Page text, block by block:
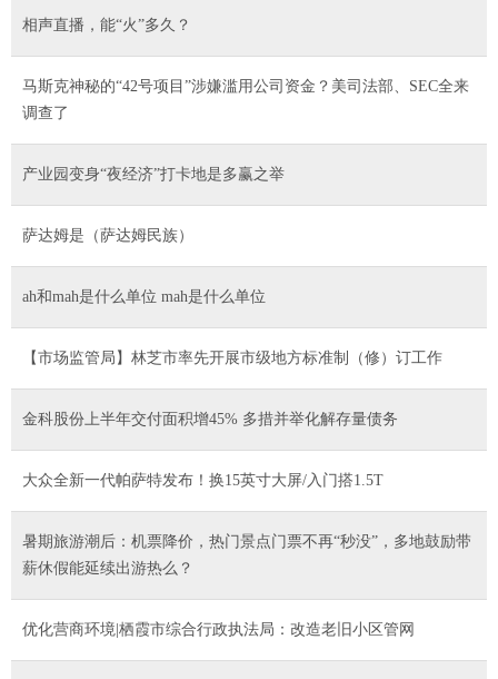
相声直播，能“火”多久？
马斯克神秘的“42号项目”涉嫌滥用公司资金？美司法部、SEC全来
调查了
产业园变身“夜经济”打卡地是多赢之举
萨达姆是（萨达姆民族）
ah和mah是什么单位 mah是什么单位
【市场监管局】林芝市率先开展市级地方标准制（修）订工作
金科股份上半年交付面积增45% 多措并举化解存量债务
大众全新一代帕萨特发布！换15英寸大屏/入门搭1.5T
暑期旅游潮后：机票降价，热门景点门票不再“秒没”，多地鼓励带
薪休假能延续出游热么？
优化营商环境|栖霞市综合行政执法局：改造老旧小区管网